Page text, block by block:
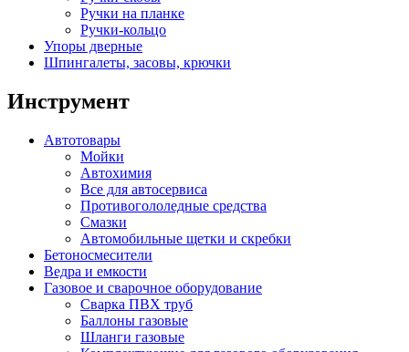
Ручки на планке
Ручки-кольцо
Упоры дверные
Шпингалеты, засовы, крючки
Инструмент
Автотовары
Мойки
Автохимия
Все для автосервиса
Противогололедные средства
Смазки
Автомобильные щетки и скребки
Бетоносмесители
Ведра и емкости
Газовое и сварочное оборудование
Сварка ПВХ труб
Баллоны газовые
Шланги газовые